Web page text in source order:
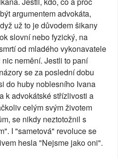
argumentem advokáta,
už to je důvodem šikany
slovní nebo fyzický, na
od mladého vykonavatele
nemění. Jestli to paní
se za poslední dobu
do huby noblesního Ivana
k advokátské střízlivosti a
celým svým životem
se nikdy neztotožnil s
I "sametová" revoluce se
hesla "Nejsme jako oni".